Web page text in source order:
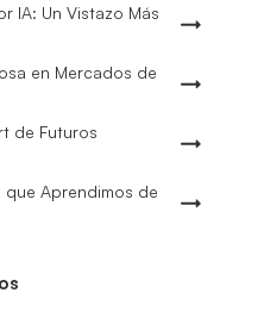
IA: Un Vistazo Más
en Mercados de
de Futuros
que Aprendimos de